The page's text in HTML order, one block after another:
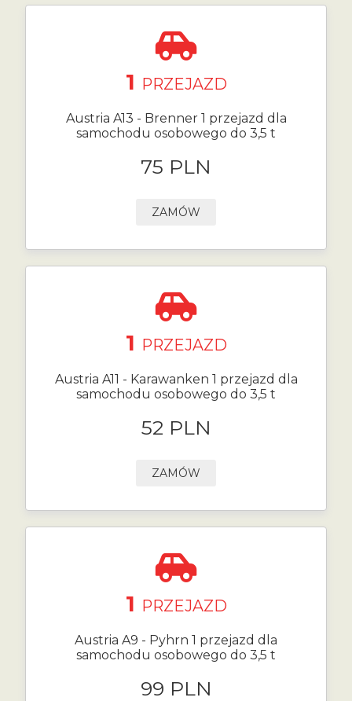
1 PRZEJAZD
Austria A13 - Brenner 1 przejazd dla
samochodu osobowego do 3,5 t
75 PLN
ZAMÓW
1 PRZEJAZD
Austria A11 - Karawanken 1 przejazd dla
samochodu osobowego do 3,5 t
52 PLN
ZAMÓW
1 PRZEJAZD
Austria A9 - Pyhrn 1 przejazd dla
samochodu osobowego do 3,5 t
99 PLN